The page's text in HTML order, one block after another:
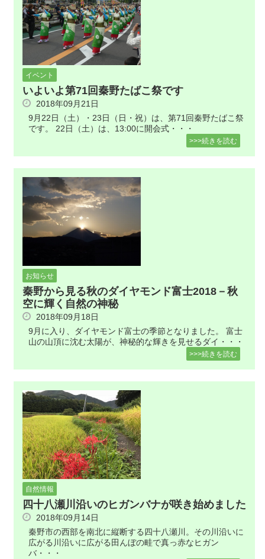
イベント
いよいよ第71回秦野たばこ祭です
2018年09月21日
9月22日（土）・23日（日・祝）は、第71回秦野たばこ祭
です。 22日（土）は、13:00に開会式・・・
>>>続きを読む
お知らせ
秦野から見る秋のダイヤモンド富士2018－秋
空に輝く自然の神秘
2018年09月18日
9月に入り、ダイヤモンド富士の季節となりました。 富士
山の山頂に沈む太陽が、神秘的な輝きを見せるダイ・・・
>>>続きを読む
自然情報
四十八瀬川沿いのヒガンバナが咲き始めました
2018年09月14日
秦野市の西部を南北に縦断する四十八瀬川。その川沿いに
広がる川沿いに広がる田んぼの畦で真っ赤なヒガン
バ・・・